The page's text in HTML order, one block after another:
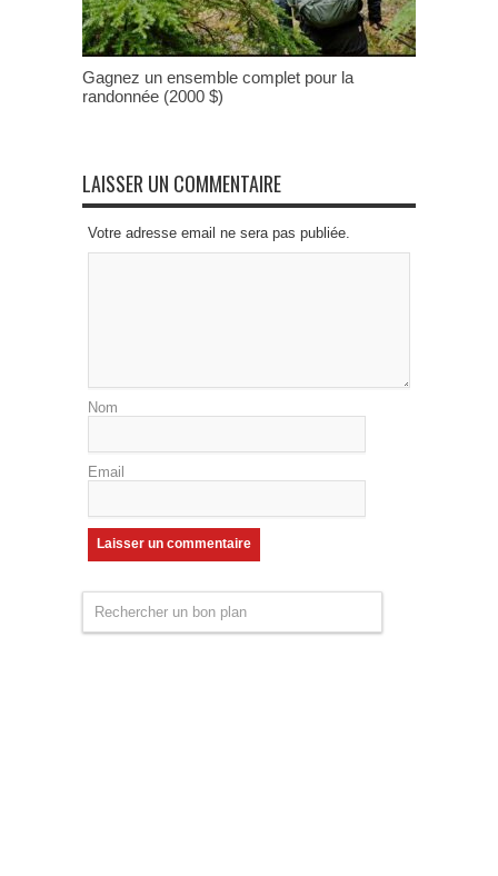
Gagnez un ensemble complet pour la
randonnée (2000 $)
LAISSER UN COMMENTAIRE
Votre adresse email ne sera pas publiée.
Nom
Email